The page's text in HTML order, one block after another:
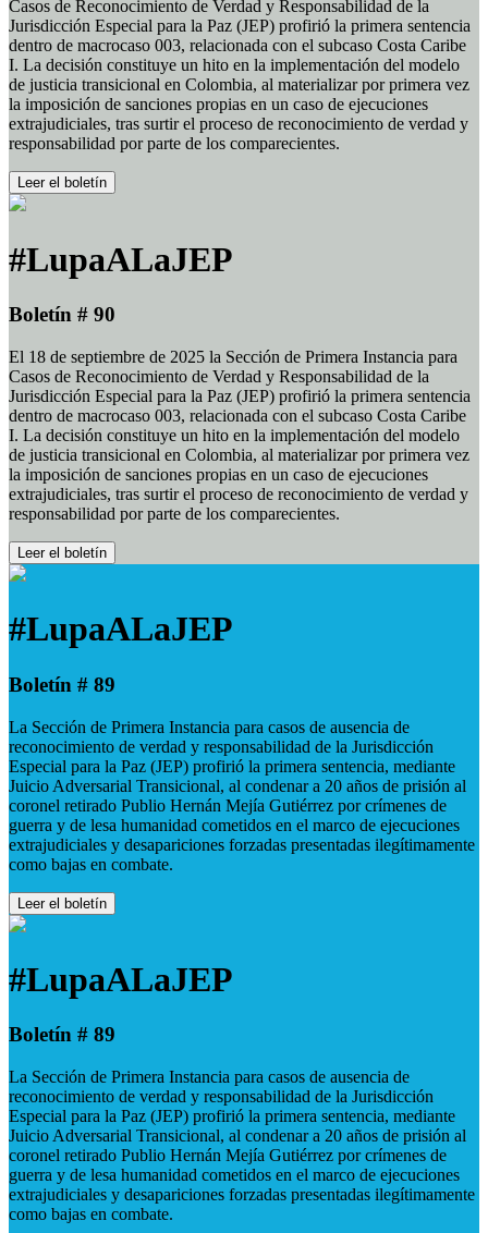
Casos de Reconocimiento de Verdad y Responsabilidad de la
Jurisdicción Especial para la Paz (JEP) profirió la primera sentencia
dentro de macrocaso 003, relacionada con el subcaso Costa Caribe
I. La decisión constituye un hito en la implementación del modelo
de justicia transicional en Colombia, al materializar por primera vez
la imposición de sanciones propias en un caso de ejecuciones
extrajudiciales, tras surtir el proceso de reconocimiento de verdad y
responsabilidad por parte de los comparecientes.
Leer el boletín
#LupaALaJEP
Boletín # 90
El 18 de septiembre de 2025 la Sección de Primera Instancia para
Casos de Reconocimiento de Verdad y Responsabilidad de la
Jurisdicción Especial para la Paz (JEP) profirió la primera sentencia
dentro de macrocaso 003, relacionada con el subcaso Costa Caribe
I. La decisión constituye un hito en la implementación del modelo
de justicia transicional en Colombia, al materializar por primera vez
la imposición de sanciones propias en un caso de ejecuciones
extrajudiciales, tras surtir el proceso de reconocimiento de verdad y
responsabilidad por parte de los comparecientes.
Leer el boletín
#LupaALaJEP
Boletín # 89
La Sección de Primera Instancia para casos de ausencia de
reconocimiento de verdad y responsabilidad de la Jurisdicción
Especial para la Paz (JEP) profirió la primera sentencia, mediante
Juicio Adversarial Transicional, al condenar a 20 años de prisión al
coronel retirado Publio Hernán Mejía Gutiérrez por crímenes de
guerra y de lesa humanidad cometidos en el marco de ejecuciones
extrajudiciales y desapariciones forzadas presentadas ilegítimamente
como bajas en combate.
Leer el boletín
#LupaALaJEP
Boletín # 89
La Sección de Primera Instancia para casos de ausencia de
reconocimiento de verdad y responsabilidad de la Jurisdicción
Especial para la Paz (JEP) profirió la primera sentencia, mediante
Juicio Adversarial Transicional, al condenar a 20 años de prisión al
coronel retirado Publio Hernán Mejía Gutiérrez por crímenes de
guerra y de lesa humanidad cometidos en el marco de ejecuciones
extrajudiciales y desapariciones forzadas presentadas ilegítimamente
como bajas en combate.